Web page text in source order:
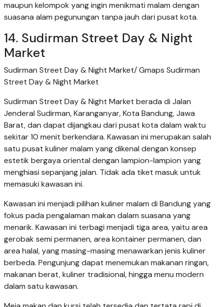
maupun kelompok yang ingin menikmati malam dengan
suasana alam pegunungan tanpa jauh dari pusat kota.
14. Sudirman Street Day & Night
Market
Sudirman Street Day & Night Market/ Gmaps Sudirman
Street Day & Night Market
Sudirman Street Day & Night Market berada di Jalan
Jenderal Sudirman, Karanganyar, Kota Bandung, Jawa
Barat, dan dapat dijangkau dari pusat kota dalam waktu
sekitar 10 menit berkendara. Kawasan ini merupakan salah
satu pusat kuliner malam yang dikenal dengan konsep
estetik bergaya oriental dengan lampion-lampion yang
menghiasi sepanjang jalan. Tidak ada tiket masuk untuk
memasuki kawasan ini.
Kawasan ini menjadi pilihan kuliner malam di Bandung yang
fokus pada pengalaman makan dalam suasana yang
menarik. Kawasan ini terbagi menjadi tiga area, yaitu area
gerobak semi permanen, area kontainer permanen, dan
area halal, yang masing-masing menawarkan jenis kuliner
berbeda. Pengunjung dapat menemukan makanan ringan,
makanan berat, kuliner tradisional, hingga menu modern
dalam satu kawasan.